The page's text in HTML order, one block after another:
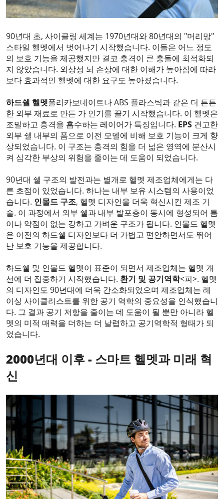
90년대 초, 사이클링 세계는 1970년대와 80년대의 "머리망"
스타일 헬멧에서 벗어나기 시작했습니다. 이들은 어느 정도
의 보호 기능을 제공했지만 결코 충격이 큰 충돌에 최적화되
지 않았습니다. 외상성 뇌 손상에 대한 이해가 높아짐에 따라
보다 효과적인 헬멧에 대한 요구도 높아졌습니다.
하드쉘 헬멧폴리카보네이트나 ABS 플라스틱과 같은 더 튼튼
한 외부 재료로 만든 가 인기를 끌기 시작했습니다. 이 헬멧은
조밀하고 충격을 흡수하는 레이어가 특징입니다. EPS 견고한
외부 쉘 내부의 폼으로 이전 모델에 비해 보호 기능이 크게 향
상되었습니다. 이 구조는 충격의 힘을 더 넓은 영역에 분산시
켜 심각한 부상의 위험을 줄이는 데 도움이 되었습니다.
90년대 쉘 구조의 발전과는 별개로 헬멧 제조업체에게는 다
른 초점이 있었습니다. 하나는 내부 보유 시스템의 사용이었
습니다. 인몰드 구조, 헬멧 디자인을 더욱 혁신시킨 제조 기
술. 이 과정에서 외부 쉘과 내부 발포층이 동시에 형성되어 틈
이나 약점이 없는 강하고 가벼운 구조가 됩니다. 인몰드 헬멧
은 이전의 하드쉘 디자인보다 더 가볍고 편안하면서도 뛰어
난 보호 기능을 제공합니다.
하드쉘 및 인몰드 헬멧이 표준이 되면서 제조업체는 헬멧 개
선에 더 집중하기 시작했습니다. 환기 및 공기역학<피>. 헬멧
의 디자인도 90년대에 더욱 간소화되었으며 제조업체는 레
이싱 사이클리스트를 위한 공기 역학의 중요성을 인식했습니
다. 그 결과 공기 저항을 줄이는 데 도움이 될 뿐만 아니라 헬
멧의 미적 매력을 더하는 더 날렵하고 공기역학적 형태가 되
었습니다.
2000년대 이후 - 스마트 헬멧과 미래 혁
신